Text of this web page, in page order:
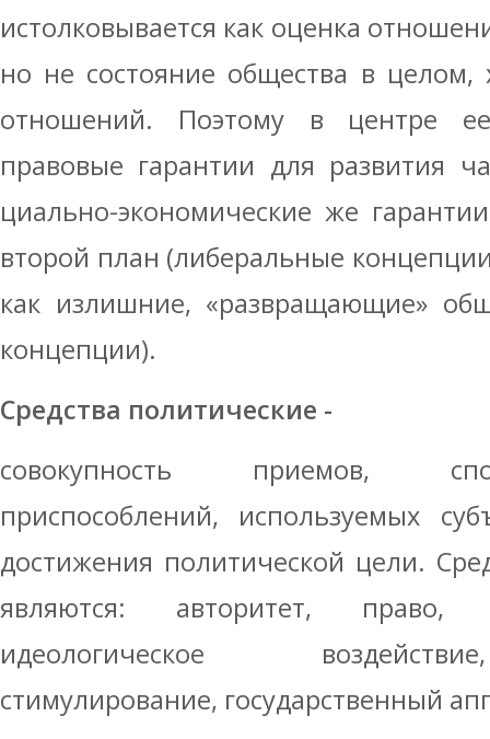
истолковывается как оценка
но не состояние общества в целом,
отношений. Поэтому в центре
правовые гарантии для развития
циально-экономические же
второй план (либеральные
как излишние, «развращающие»
концепции).
Средства политические -
совокупность приемов,
приспособлений, используемых
достижения политической цели.
являются: авторитет, право,
идеологическое
стимулирование, государственный